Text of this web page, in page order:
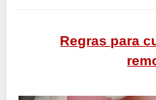
Regras para